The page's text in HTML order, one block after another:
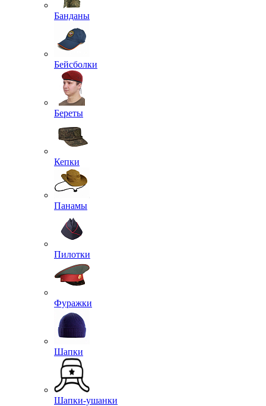
Банданы
Бейсболки
Береты
Кепки
Панамы
Пилотки
Фуражки
Шапки
Шапки-ушанки